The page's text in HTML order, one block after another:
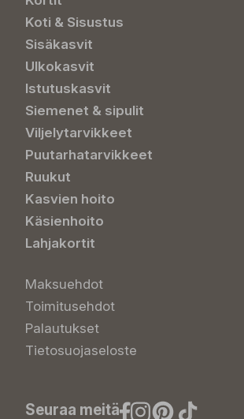
Koti & Sisustus
Sisäkasvit
Ulkokasvit
Istutuskasvit
Siemenet & sipulit
Viljelytarvikkeet
Puutarhatarvikkeet
Ruukut
Kasvien hoito
Käsienhoito
Lahjakortit
Maksuehdot
Toimitusehdot
Palautukset
Tietosuojaseloste
Seuraa meitä